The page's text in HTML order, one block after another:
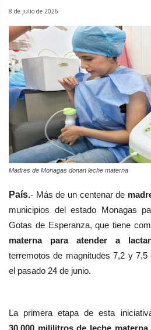
8 de julio de 2026
Madres de Monagas donan leche materna
País.- Más de un centenar de
municipios del estado Monagas
Gotas de Esperanza, que tiene
materna para atender a
terremotos de magnitudes 7,2 y 7,5
el pasado 24 de junio.
La primera etapa de esta